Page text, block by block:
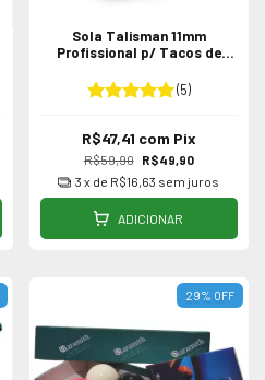
Sola Talisman 11mm
Profissional p/ Tacos de
(5)
R$59,90 R$49,90
R$47,41 com Pix
3 x de R$16,63 sem juros
ADICIONAR
29% OFF